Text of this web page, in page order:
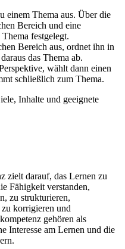
einem Thema aus. Über die
Bereich und eine
festgelegt.
Bereich aus, ordnet ihn in
das Thema ab.
wählt dann einen
schließlich zum Thema.
Inhalte und geeignete
zielt darauf, das Lernen zu
Fähigkeit verstanden,
zu strukturieren,
korrigieren und
gehören als
Interesse am Lernen und die